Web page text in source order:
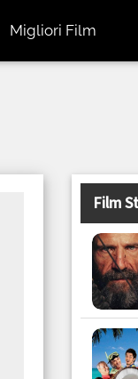
Migliori Film